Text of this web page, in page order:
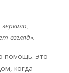
взгляд».
помощь. Это
когда